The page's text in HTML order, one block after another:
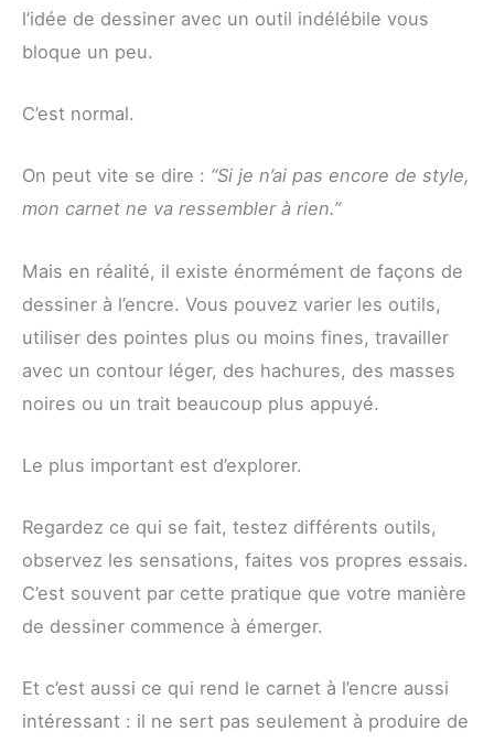
l’idée de dessiner avec un outil indélébile vous
bloque un peu.
C’est normal.
On peut vite se dire : “Si je n’ai pas encore de style,
mon carnet ne va ressembler à rien.”
Mais en réalité, il existe énormément de façons de
dessiner à l’encre. Vous pouvez varier les outils,
utiliser des pointes plus ou moins fines, travailler
avec un contour léger, des hachures, des masses
noires ou un trait beaucoup plus appuyé.
Le plus important est d’explorer.
Regardez ce qui se fait, testez différents outils,
observez les sensations, faites vos propres essais.
C’est souvent par cette pratique que votre manière
de dessiner commence à émerger.
Et c’est aussi ce qui rend le carnet à l’encre aussi
intéressant : il ne sert pas seulement à produire de